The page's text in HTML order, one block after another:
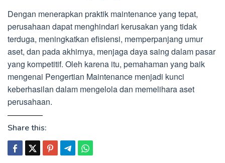
Dengan menerapkan praktik maintenance yang tepat,
perusahaan dapat menghindari kerusakan yang tidak
terduga, meningkatkan efisiensi, memperpanjang umur
aset, dan pada akhirnya, menjaga daya saing dalam pasar
yang kompetitif. Oleh karena itu, pemahaman yang baik
mengenai Pengertian Maintenance menjadi kunci
keberhasilan dalam mengelola dan memelihara aset
perusahaan.
Share this: